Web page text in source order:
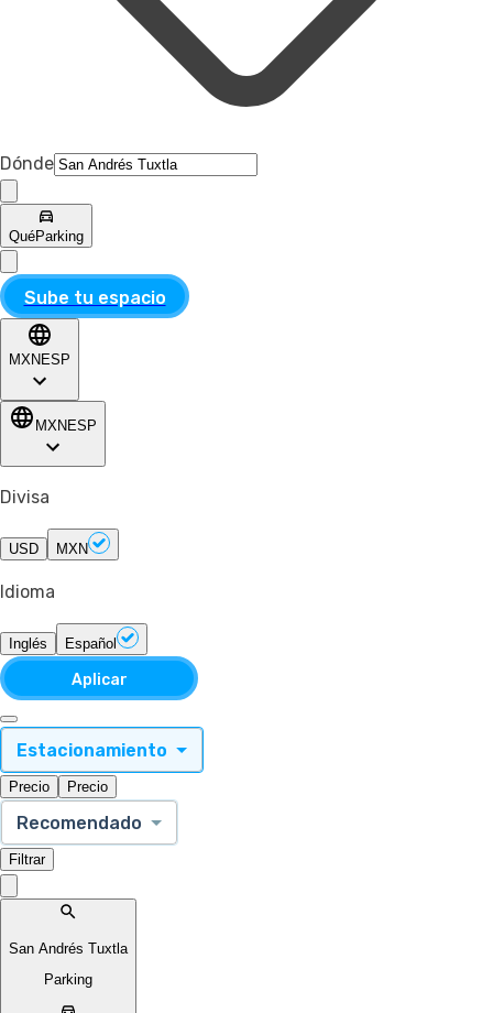
Dónde
QuéParking
Sube tu espacio
MXN ESP
MXN ESP
Divisa
USD MXN
Idioma
Inglés Español
Aplicar
Estacionamiento
Precio Precio
Recomendado
Filtrar
San Andrés Tuxtla
Parking